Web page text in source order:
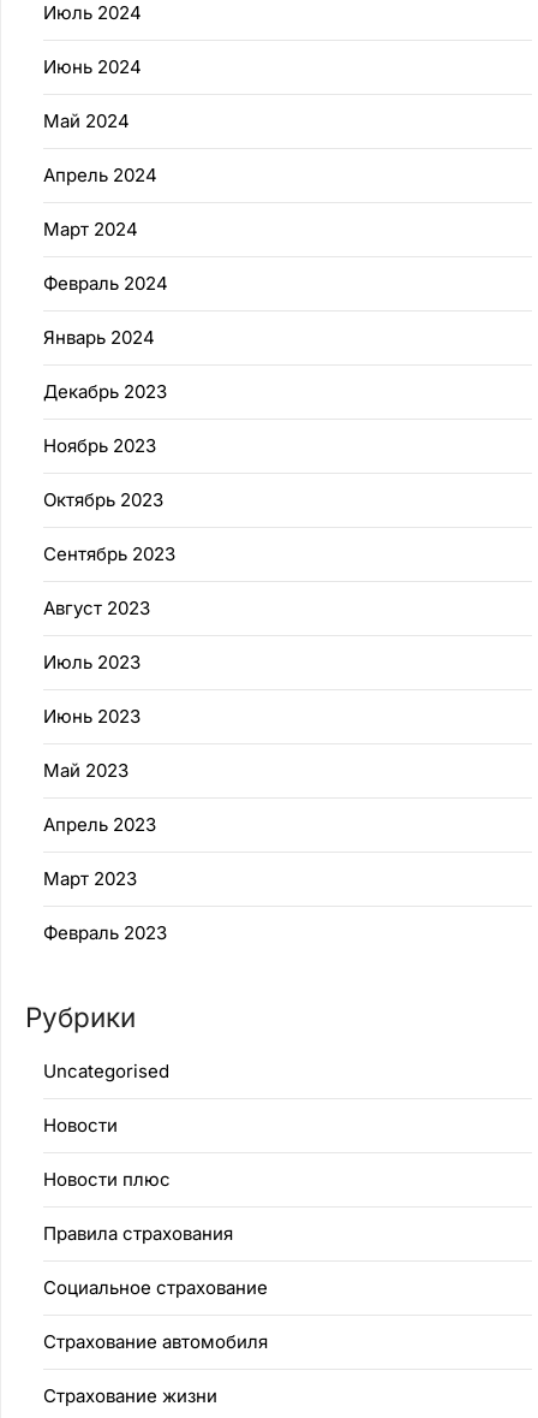
Июль 2024
Июнь 2024
Май 2024
Апрель 2024
Март 2024
Февраль 2024
Январь 2024
Декабрь 2023
Ноябрь 2023
Октябрь 2023
Сентябрь 2023
Август 2023
Июль 2023
Июнь 2023
Май 2023
Апрель 2023
Март 2023
Февраль 2023
Рубрики
Uncategorised
Новости
Новости плюс
Правила страхования
Социальное страхование
Страхование автомобиля
Страхование жизни